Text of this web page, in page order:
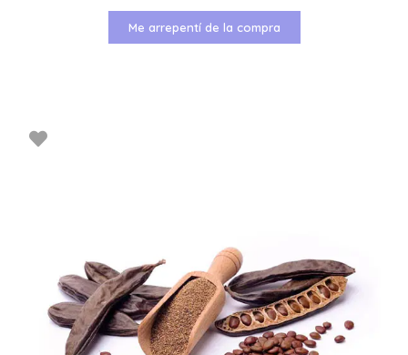
Me arrepentí de la compra